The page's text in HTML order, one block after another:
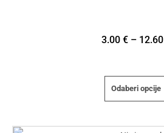
3.00 € – 12.60
Odaberi opcije